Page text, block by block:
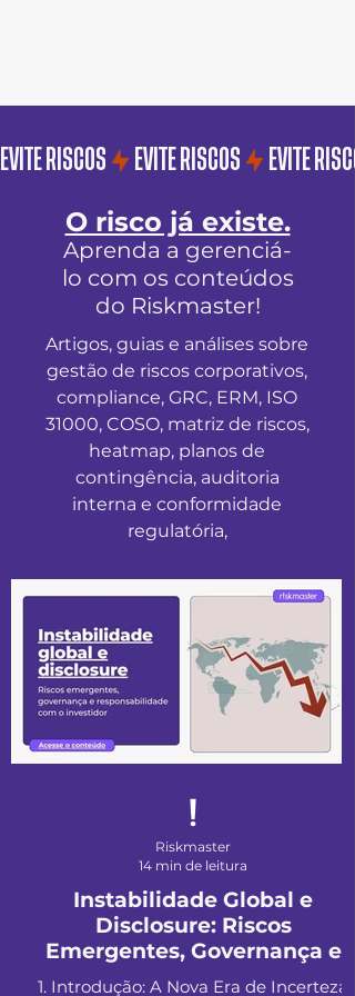
EVITE RISCOS
O risco já existe.
Aprenda a gerenciá-
lo com os conteúdos
do Riskmaster!
Artigos, guias e análises sobre
gestão de riscos corporativos,
compliance, GRC, ERM, ISO
31000, COSO, matriz de riscos,
heatmap, planos de
contingência, auditoria
interna e conformidade
regulatória,
Instabilidade Global e
Disclosure: Riscos
Emergentes, Governança e
Responsabilidade com o
1. Introdução: A Nova Era de Incerteza
Riskmaster
14 min de leitura